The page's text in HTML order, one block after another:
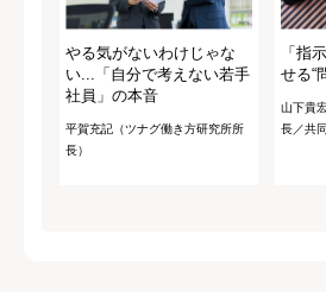
やる気がないわけじゃな
い...「自分で考えない若手
社員」の本音
平賀充記（ツナグ働き方研究所所
長）
「指
せる“
山下貴
長／共